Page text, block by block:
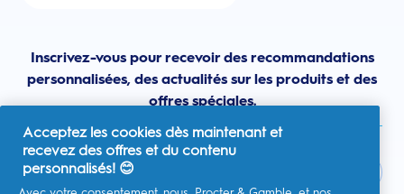
Inscrivez-vous pour recevoir des recommandations
personnalisées, des actualités sur les produits et des
offres spéciales.
Acceptez les cookies dès maintenant et
recevez des offres et du contenu
personnalisés! 😊